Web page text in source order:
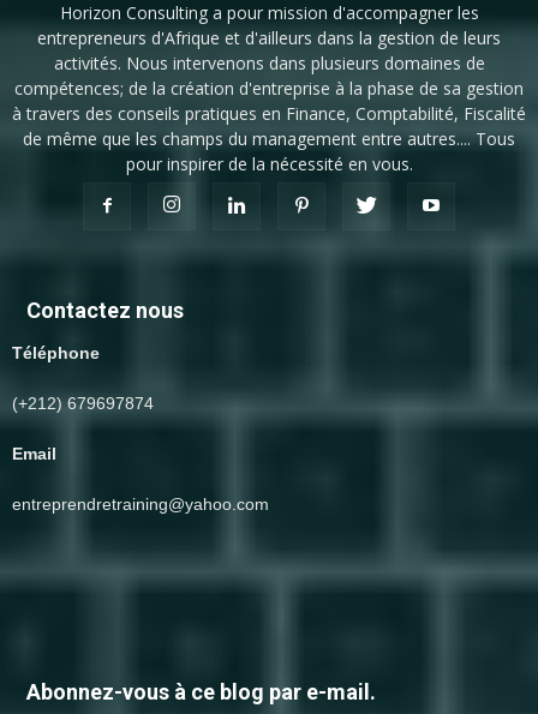
Horizon Consulting a pour mission d'accompagner les
entrepreneurs d'Afrique et d'ailleurs dans la gestion de leurs
activités. Nous intervenons dans plusieurs domaines de
compétences; de la création d'entreprise à la phase de sa gestion
à travers des conseils pratiques en Finance, Comptabilité, Fiscalité
de même que les champs du management entre autres.... Tous
pour inspirer de la nécessité en vous.
Contactez nous
Téléphone
(+212) 679697874
Email
entreprendretraining@yahoo.com
Abonnez-vous à ce blog par e-mail.